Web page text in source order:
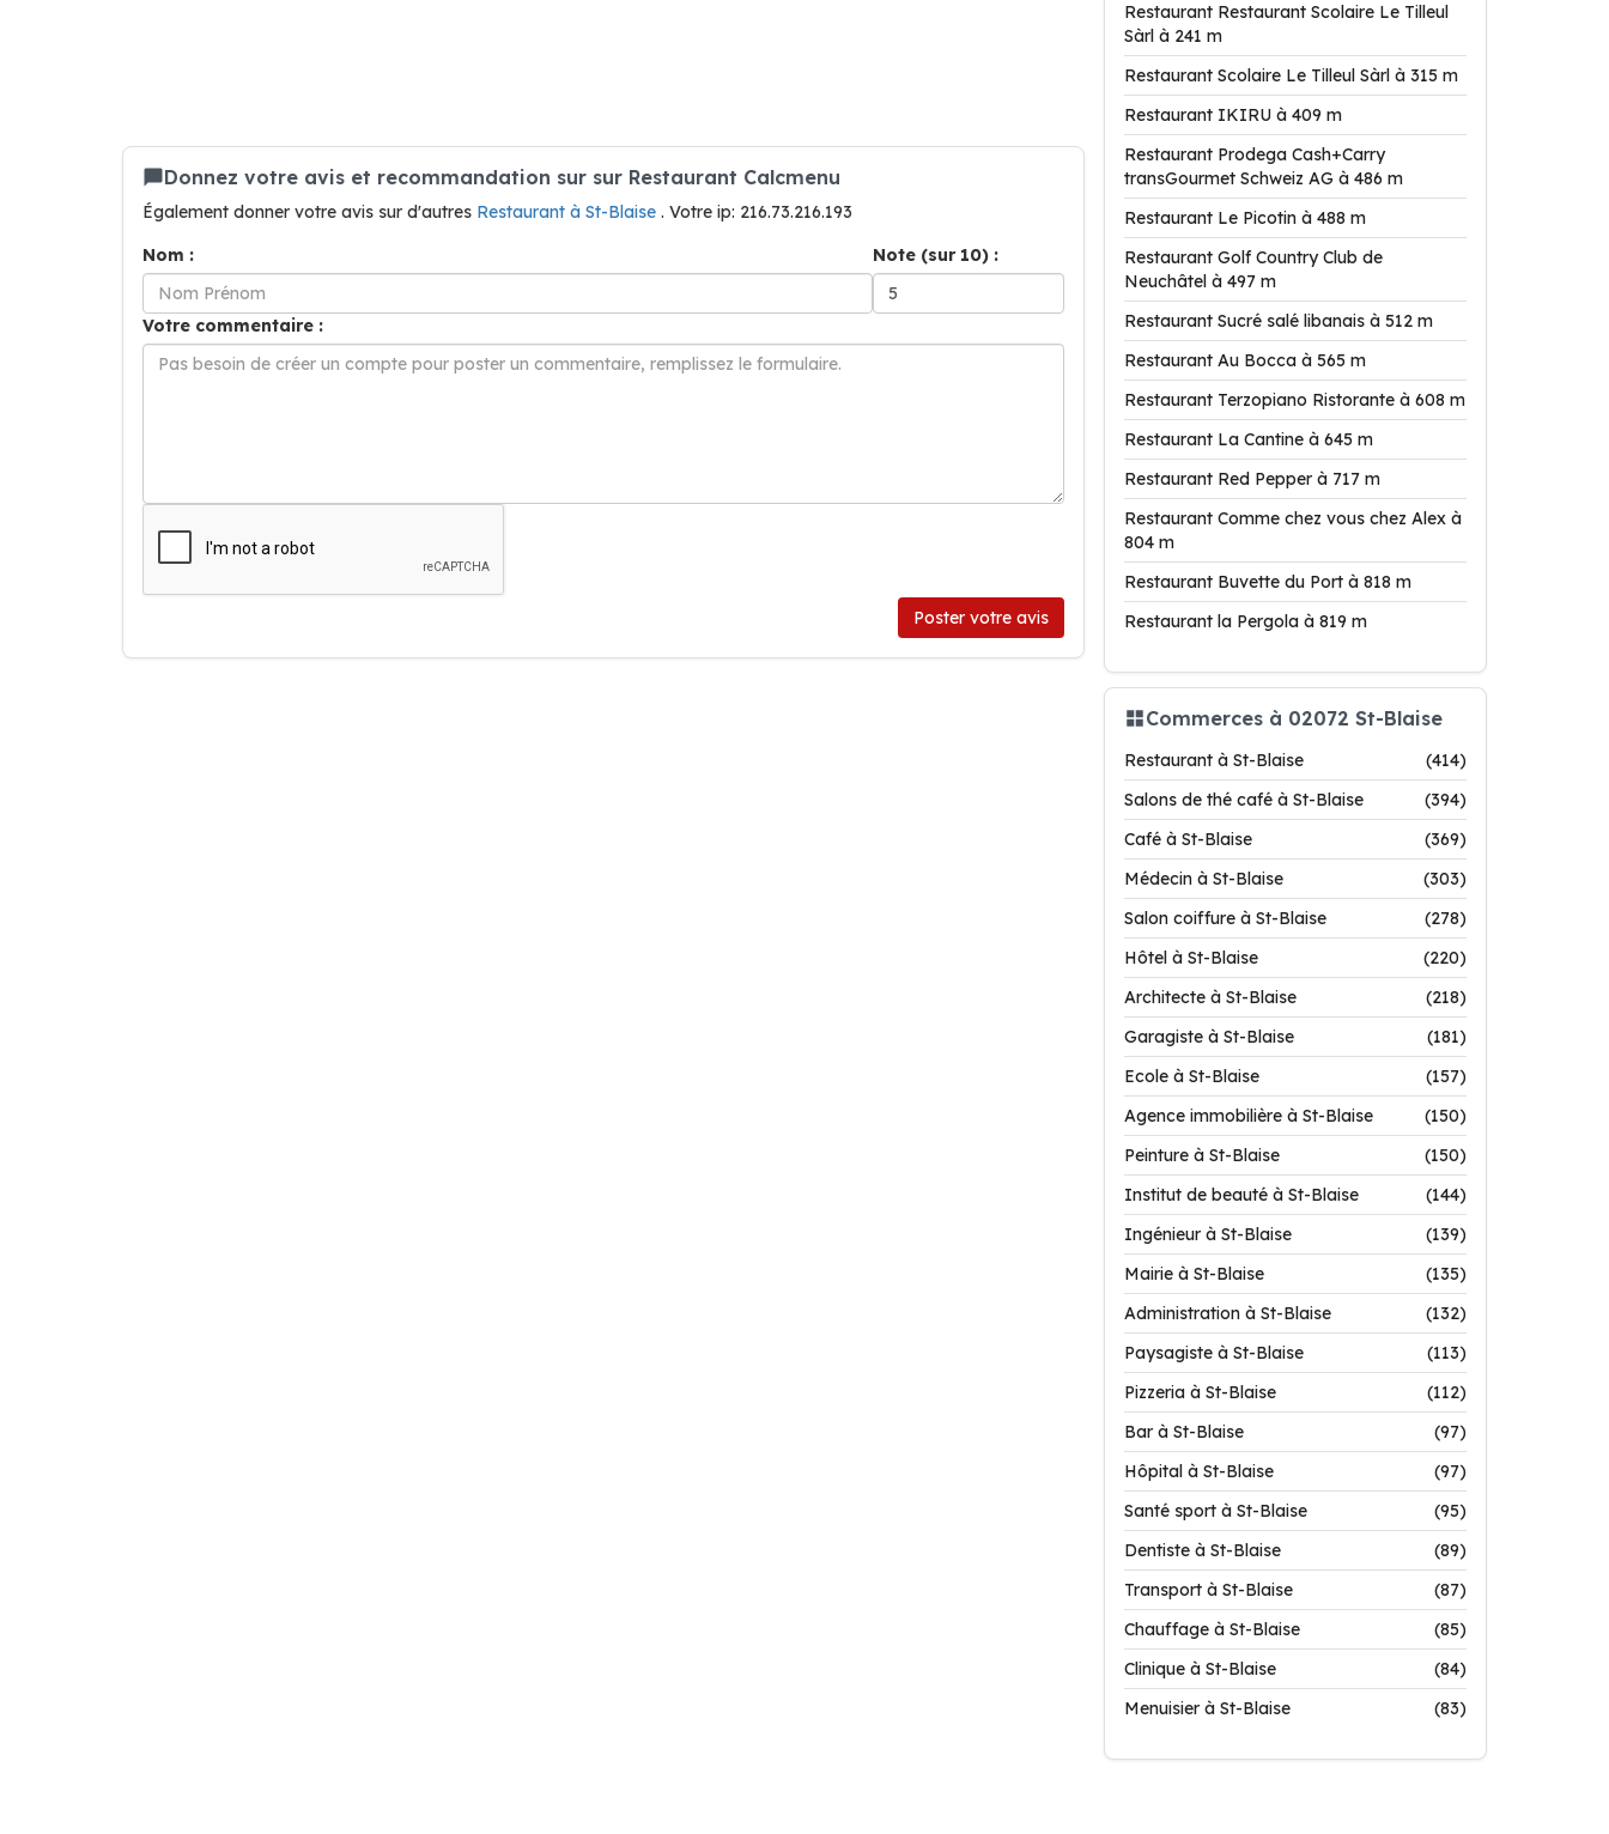
Donnez votre avis et recommandation sur sur Restaurant Calcmenu
Également donner votre avis sur d'autres Restaurant à St-Blaise . Votre ip: 216.73.216.193
Nom :
Note (sur 10) :
Votre commentaire :
Poster votre avis
Restaurant Restaurant Scolaire Le Tilleul
Sàrl à 241 m
Restaurant Scolaire Le Tilleul Sàrl à 315 m
Restaurant IKIRU à 409 m
Restaurant Prodega Cash+Carry
transGourmet Schweiz AG à 486 m
Restaurant Le Picotin à 488 m
Restaurant Golf Country Club de
Neuchâtel à 497 m
Restaurant Sucré salé libanais à 512 m
Restaurant Au Bocca à 565 m
Restaurant Terzopiano Ristorante à 608 m
Restaurant La Cantine à 645 m
Restaurant Red Pepper à 717 m
Restaurant Comme chez vous chez Alex à
804 m
Restaurant Buvette du Port à 818 m
Restaurant la Pergola à 819 m
Commerces à 02072 St-Blaise
Restaurant à St-Blaise
(414)
Salons de thé café à St-Blaise
(394)
Café à St-Blaise
(369)
Médecin à St-Blaise
(303)
Salon coiffure à St-Blaise
(278)
Hôtel à St-Blaise
(220)
Architecte à St-Blaise
(218)
Garagiste à St-Blaise
(181)
Ecole à St-Blaise
(157)
Agence immobilière à St-Blaise
(150)
Peinture à St-Blaise
(150)
Institut de beauté à St-Blaise
(144)
Ingénieur à St-Blaise
(139)
Mairie à St-Blaise
(135)
Administration à St-Blaise
(132)
Paysagiste à St-Blaise
(113)
Pizzeria à St-Blaise
(112)
Bar à St-Blaise
(97)
Hôpital à St-Blaise
(97)
Santé sport à St-Blaise
(95)
Dentiste à St-Blaise
(89)
Transport à St-Blaise
(87)
Chauffage à St-Blaise
(85)
Clinique à St-Blaise
(84)
Menuisier à St-Blaise
(83)